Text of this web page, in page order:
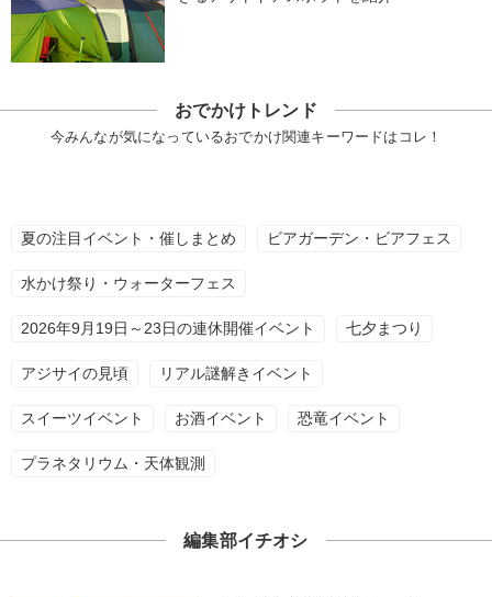
おでかけトレンド
今みんなが気になっているおでかけ関連キーワードはコレ！
夏の注目イベント・催しまとめ ビアガーデン・ビアフェス
水かけ祭り・ウォーターフェス
2026年9月19日～23日の連休開催イベント 七夕まつり
アジサイの見頃 リアル謎解きイベント
スイーツイベント お酒イベント 恐竜イベント
プラネタリウム・天体観測
編集部イチオシ